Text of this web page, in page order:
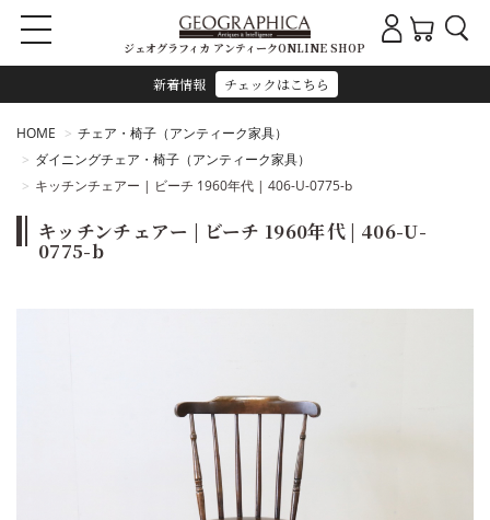
新着情報 チェックはこちら
ジェオグラフィカ アンティークONLINE SHOP
HOME
チェア・椅子（アンティーク家具）
ダイニングチェア・椅子（アンティーク家具）
キッチンチェアー | ビーチ 1960年代 | 406-U-0775-b
キッチンチェアー | ビーチ 1960年代 | 406-U-
0775-b